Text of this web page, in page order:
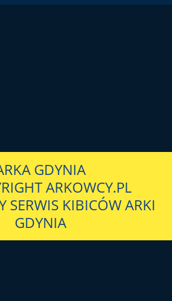
GDYNIA
ARKOWCY.PL
SERWIS KIBICÓW ARKI
GDYNIA